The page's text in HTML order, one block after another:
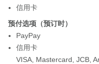
信用卡
预付选项（预订时）
PayPay
信用卡
VISA Mastercard JCB